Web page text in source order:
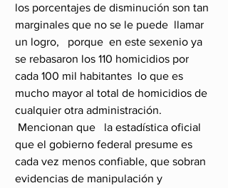
los porcentajes de disminución son tan
marginales que no se le puede  llamar
un logro,   porque  en este sexenio ya
se rebasaron los 110 homicidios por
cada 100 mil habitantes  lo que es
mucho mayor al total de homicidios de
cualquier otra administración.
que el gobierno federal presume es
cada vez menos confiable, que sobran
evidencias de manipulación y